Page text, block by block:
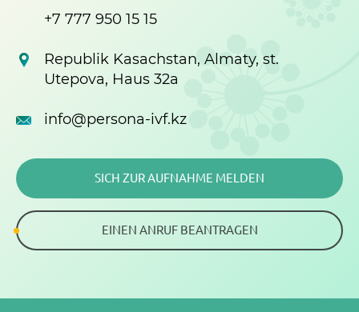
+7 777 950 15 15
Republik Kasachstan, Almaty, st.
Utepova, Haus 32a
info@persona-ivf.kz
SICH ZUR AUFNAHME MELDEN
EINEN ANRUF BEANTRAGEN